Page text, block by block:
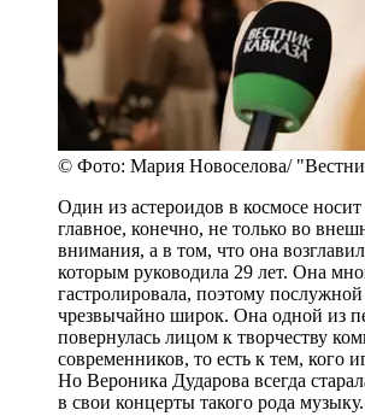
© Фото: Мария Новоселова/
Один из астероидов в космосе
главное, конечно, не только во
внимания, а в том, что она
которым руководила 29 лет. Она
гастролировала, поэтому
чрезвычайно широк. Она одной из
повернулась лицом к творчеству
современников, то есть к тем, кого
Но Вероника Дударова всегда
в свои концерты такого рода музыку.